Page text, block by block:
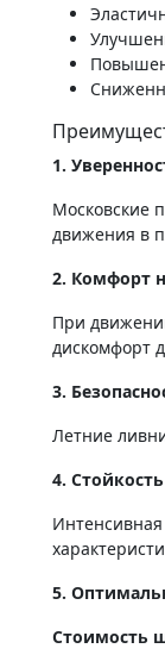
1.
Московские
движения в
2. Комфорт
При
дискомфорт
3.
Летние
4.
5.
Стоимость